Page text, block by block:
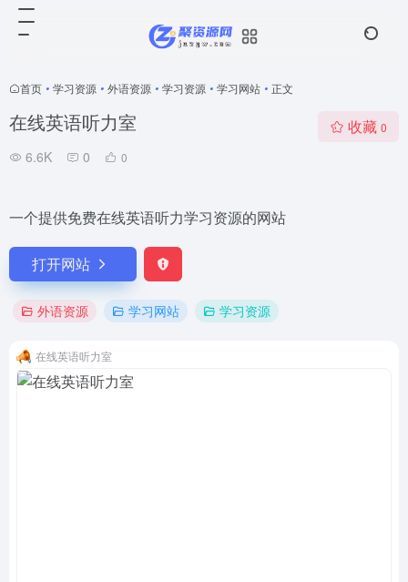
首页 • 学习资源 • 外语资源 • 学习资源 • 学习网站 • 正文
在线英语听力室
6.6K 0 0
收藏 0
一个提供免费在线英语听力学习资源的网站
打开网站
外语资源 学习网站 学习资源
在线英语听力室